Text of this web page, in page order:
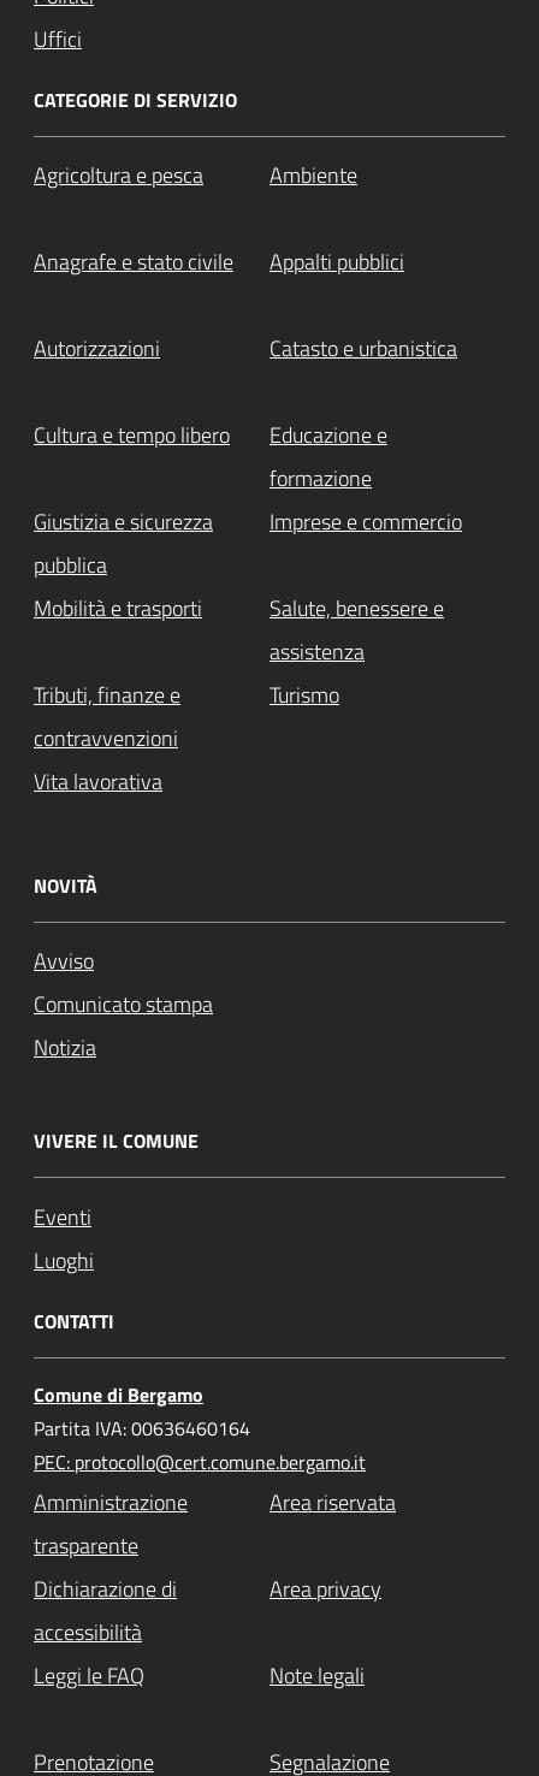
Uffici
CATEGORIE DI SERVIZIO
Agricoltura e pesca Ambiente
Anagrafe e stato civile Appalti pubblici
Autorizzazioni Catasto e urbanistica
Cultura e tempo libero
Educazione e
formazione
Giustizia e sicurezza
pubblica
Imprese e commercio
Mobilità e trasporti
Salute, benessere e
assistenza
Tributi, finanze e
contravvenzioni
Turismo
Vita lavorativa
NOVITÀ
Avviso
Comunicato stampa
Notizia
VIVERE IL COMUNE
Eventi
Luoghi
CONTATTI
Comune di Bergamo
Partita IVA: 00636460164
PEC: protocollo@cert.comune.bergamo.it
Amministrazione
trasparente
Area riservata
Dichiarazione di
accessibilità
Area privacy
Leggi le FAQ Note legali
Prenotazione Segnalazione